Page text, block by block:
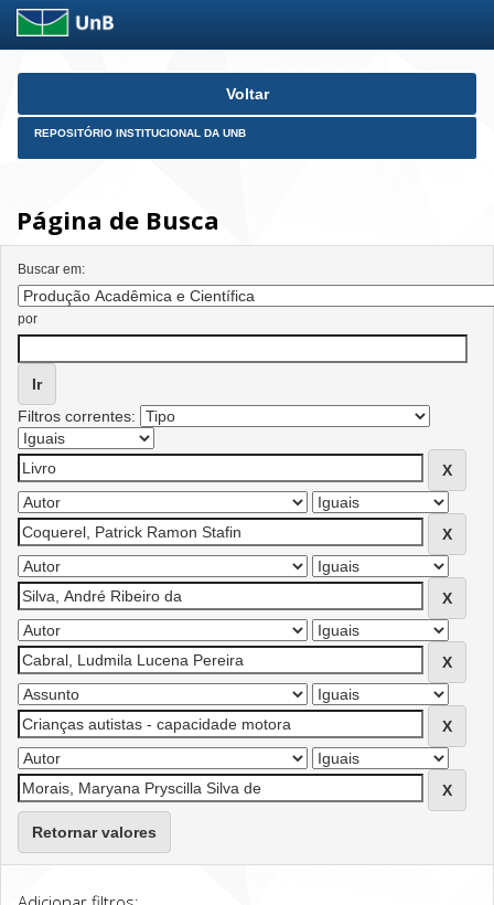
Skip
Voltar
REPOSITÓRIO INSTITUCIONAL DA UNB
Página de Busca
Buscar em:
por
Filtros correntes:
Retornar valores